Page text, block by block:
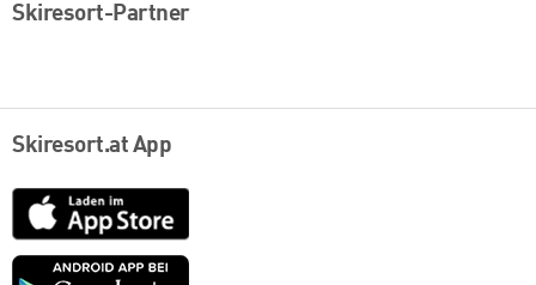
Skiresort-Partner
Skiresort.at App
App
Store
Google